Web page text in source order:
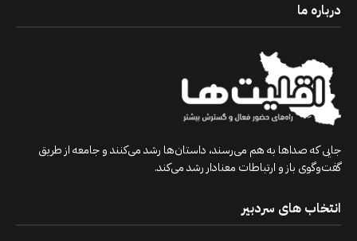
درباره ما
جایی که صداها به هم می‌رسند، داستان‌ها رشد می‌کنند و جامعه از طریق
گفت‌وگوی باز و ارتباطات معنادار رشد می‌کند.
انتخاب های سردبیر